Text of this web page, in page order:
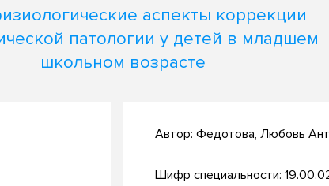
аспекты коррекции
патологии у детей в младшем
школьном возрасте
Автор: Федотова, Любовь
Шифр специальности: